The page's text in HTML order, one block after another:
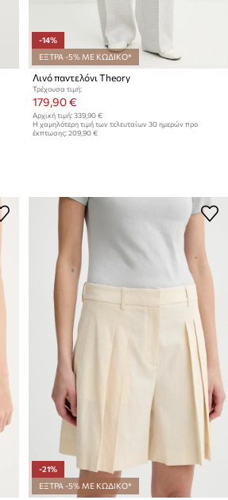
-14%
ΕΞΤΡΑ -5% ΜΕ ΚΩΔΙΚΟ*
Λινό παντελόνι Theory
Τρέχουσα τιμή:
179,90 €
Αρχική τιμή: 339,90 €
Η χαμηλότερη τιμή των τελευταίων 30 ημερών προ
έκπτωσης: 209,90 €
-21%
ΕΞΤΡΑ -5% ΜΕ ΚΩΔΙΚΟ*